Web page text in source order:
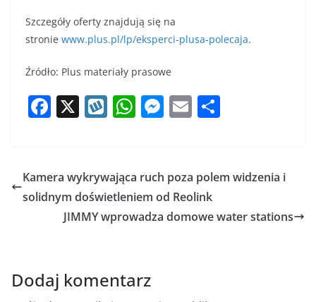
Szczegóły oferty znajdują się na
stronie www.plus.pl/lp/eksperci-plusa-polecaja.
Źródło: Plus materiały prasowe
F
e
b
o
X W
o
p
W
s
A
p
M
e
n
g
E
l e
Kamera wykrywająca ruch poza polem widzenia i
solidnym doświetleniem od Reolink
JIMMY wprowadza domowe water stations
Dodaj komentarz